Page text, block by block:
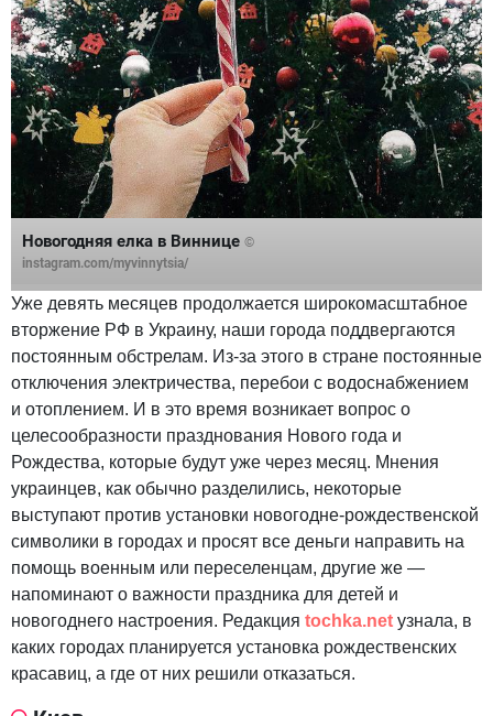
Новогодняя елка в Виннице ©
instagram.com/myvinnytsia/
Уже девять месяцев продолжается широкомасштабное
вторжение РФ в Украину, наши города поддвергаются
постоянным обстрелам. Из-за этого в стране постоянные
отключения электричества, перебои с водоснабжением
и отоплением. И в это время возникает вопрос о
целесообразности празднования Нового года и
Рождества, которые будут уже через месяц. Мнения
украинцев, как обычно разделились, некоторые
выступают против установки новогодне-рождественской
символики в городах и просят все деньги направить на
помощь военным или переселенцам, другие же —
напоминают о важности праздника для детей и
новогоднего настроения. Редакция tochka.net узнала, в
каких городах планируется установка рождественских
красавиц, а где от них решили отказаться.